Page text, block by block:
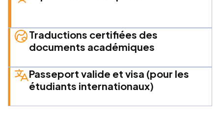
Traductions certifiées des
documents académiques
Passeport valide et visa (pour les
étudiants internationaux)